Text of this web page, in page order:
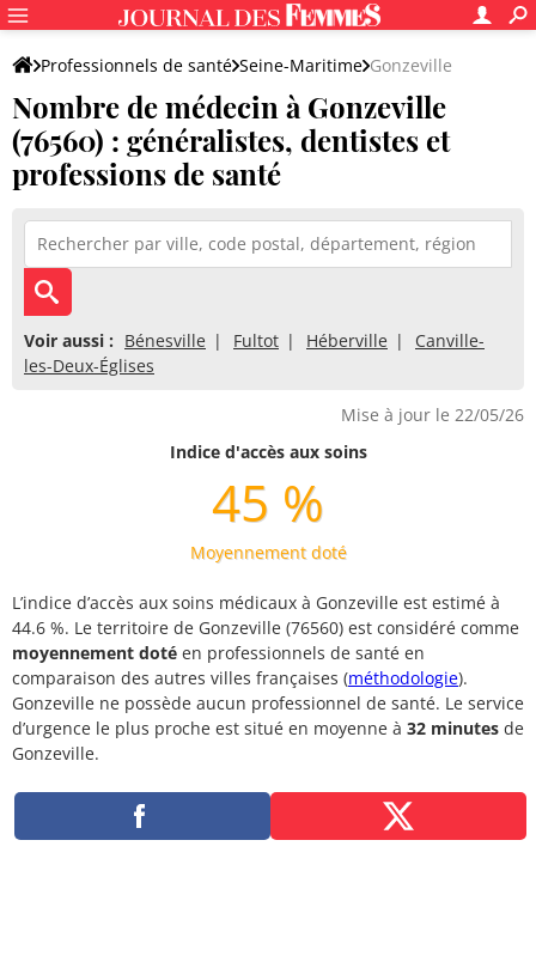
Professionnels de santé Seine-Maritime Gonzeville
Nombre de médecin à Gonzeville
(76560) : généralistes, dentistes et
professions de santé
Voir aussi : Bénesville Fultot Héberville
Canville-
les-Deux-Églises
Mise à jour le 22/05/26
Indice d'accès aux soins
45 %
Moyennement doté
L’indice d’accès aux soins médicaux à Gonzeville est estimé à
44.6 %. Le territoire de Gonzeville (76560) est considéré comme
moyennement doté en professionnels de santé en
comparaison des autres villes françaises (méthodologie).
Gonzeville ne possède aucun professionnel de santé. Le service
d’urgence le plus proche est situé en moyenne à 32 minutes de
Gonzeville.